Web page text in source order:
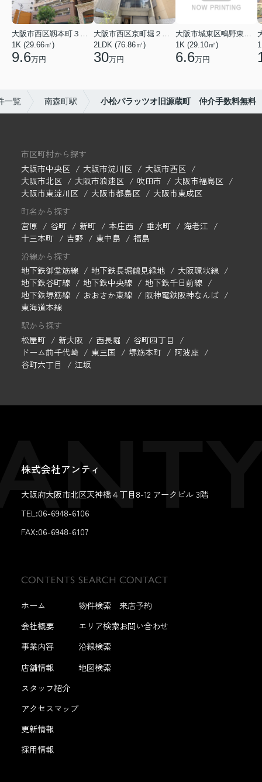
1K (29.66㎡)
9.6万円
2LDK (76.86㎡)
30万円
1K (29.10㎡)
6.6万円
一覧 南森町駅 小松パラッツオ旧源蔵町 仲介手数料無料
市区町村から探す
大阪市中央区
大阪市淀川区
大阪市西区
大阪市北区
大阪市浪速区 吹田市
大阪市福島区
大阪市東淀川区
大阪市都島区
大阪市東成区
町名から探す
宮原
谷町 新町 本庄西 垂水町
海老江
十三本町
吉野 東中島
福島
沿線から探す
地下鉄御堂筋線
地下鉄長堀鶴見緑地
大阪環状線
地下鉄谷町線
地下鉄中央線
地下鉄千日前線
地下鉄堺筋線
おおさか東線
阪神電鉄阪神なんば
東海道本線
駅から探す
松屋町
新大阪 西長堀
谷町四丁目
ドーム前千代崎
東三国 堺筋本町
阿波座
谷町六丁目
江坂
株式会社アンティ
大阪府大阪市北区天神橋４丁目8-12 アークビル 3階
TEL:06-6948-6106
FAX:06-6948-6107
ホーム
会社概要
事業内容
店舗情報
スタッフ紹介
アクセスマップ
更新情報
採用情報
物件検索
エリア検索
沿線検索
地図検索
来店予約
お問い合わせ